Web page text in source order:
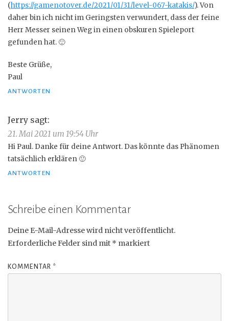
(https://gamenotover.de/2021/01/31/level-067-katakis/). Von
daher bin ich nicht im Geringsten verwundert, dass der feine
Herr Messer seinen Weg in einen obskuren Spieleport
gefunden hat. 🙂
Beste Grüße,
Paul
ANTWORTEN
Jerry sagt:
21. Mai 2021 um 19:54 Uhr
Hi Paul. Danke für deine Antwort. Das könnte das Phänomen
tatsächlich erklären 🙂
ANTWORTEN
Schreibe einen Kommentar
Deine E-Mail-Adresse wird nicht veröffentlicht.
Erforderliche Felder sind mit * markiert
KOMMENTAR *